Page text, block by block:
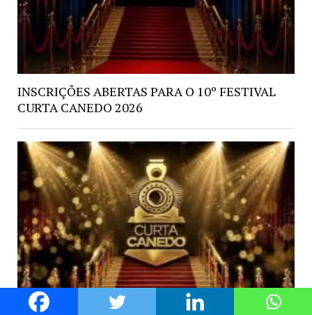
INSCRIÇÕES ABERTAS PARA O 10º FESTIVAL
CURTA CANEDO 2026